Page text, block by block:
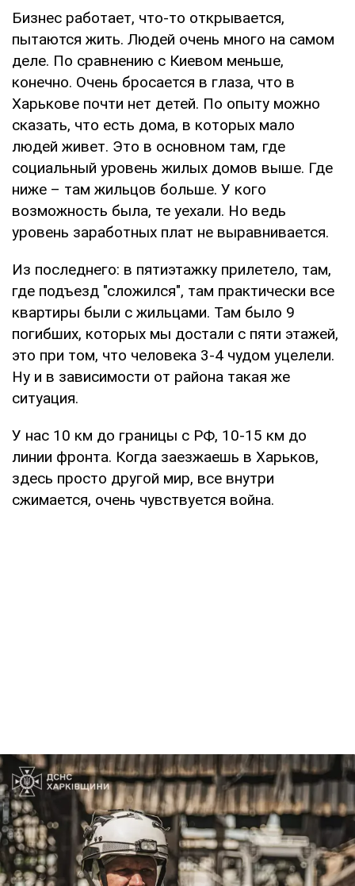
Бизнес работает, что-то открывается,
пытаются жить. Людей очень много на самом
деле. По сравнению с Киевом меньше,
конечно. Очень бросается в глаза, что в
Харькове почти нет детей. По опыту можно
сказать, что есть дома, в которых мало
людей живет. Это в основном там, где
социальный уровень жилых домов выше. Где
ниже – там жильцов больше. У кого
возможность была, те уехали. Но ведь
уровень заработных плат не выравнивается.
Из последнего: в пятиэтажку прилетело, там,
где подъезд "сложился", там практически все
квартиры были с жильцами. Там было 9
погибших, которых мы достали с пяти этажей,
это при том, что человека 3-4 чудом уцелели.
Ну и в зависимости от района такая же
ситуация.
У нас 10 км до границы с РФ, 10-15 км до
линии фронта. Когда заезжаешь в Харьков,
здесь просто другой мир, все внутри
сжимается, очень чувствуется война.